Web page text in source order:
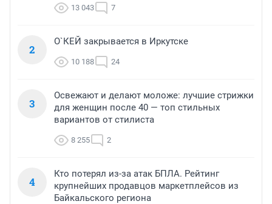
13 043 7
2
О`КЕЙ закрывается в Иркутске
10 188 24
3
Освежают и делают моложе: лучшие стрижки
для женщин после 40 — топ стильных
вариантов от стилиста
8 255 2
4
Кто потерял из-за атак БПЛА. Рейтинг
крупнейших продавцов маркетплейсов из
Байкальского региона